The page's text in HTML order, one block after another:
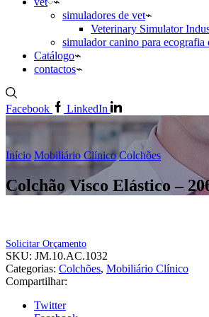
simuladores de vet
Veterinary Simulator
simulador canino para ecografia
Catálogo
contactos
Facebook LinkedIn
Início Mobiliário Clínico Colchões
Colchão Visco Elástico –
Solicitar Orçamento
SKU: JM.10.AC.1032
Categorias: Colchões, Mobiliário Clínico
Compartilhar:
Twitter